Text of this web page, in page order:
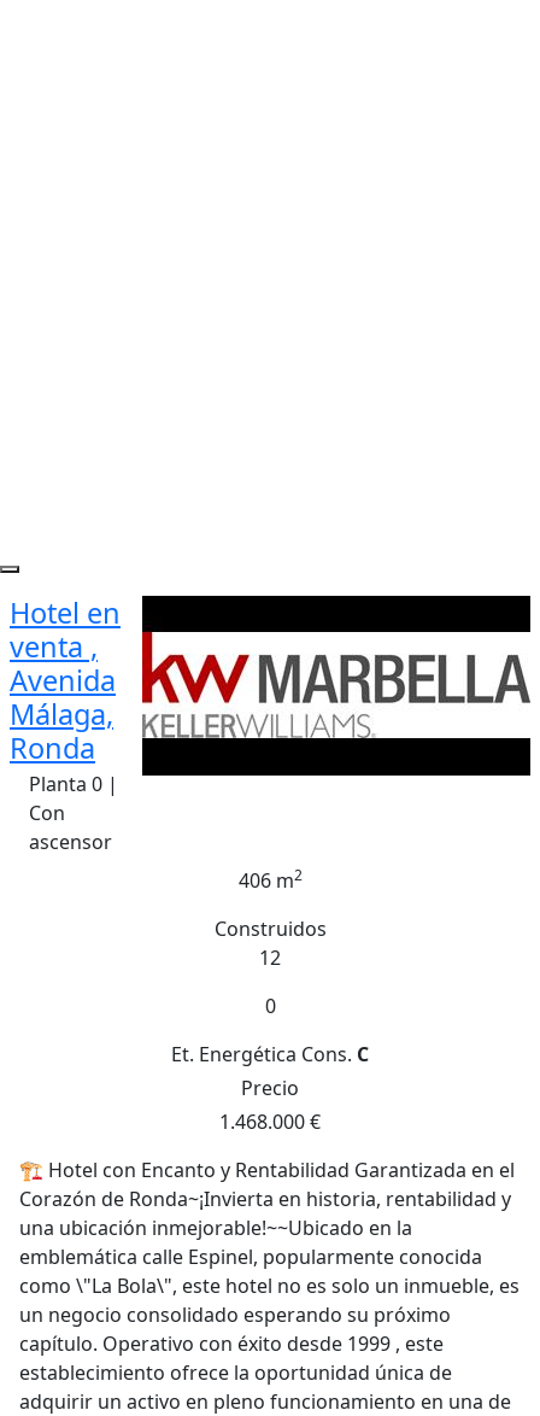
Hotel en
venta ,
Avenida
Málaga,
Ronda
Planta 0 |
Con
ascensor
406 m2
Construidos
12
0
Et. Energética Cons. C
Precio
1.468.000 €
🏗️ Hotel con Encanto y Rentabilidad Garantizada en el
Corazón de Ronda~¡Invierta en historia, rentabilidad y
una ubicación inmejorable!~~Ubicado en la
emblemática calle Espinel, popularmente conocida
como \"La Bola\", este hotel no es solo un inmueble, es
un negocio consolidado esperando su próximo
capítulo. Operativo con éxito desde 1999 , este
establecimiento ofrece la oportunidad única de
adquirir un activo en pleno funcionamiento en una de